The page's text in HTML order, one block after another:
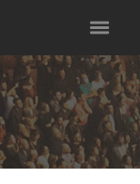
Toggle
navigation